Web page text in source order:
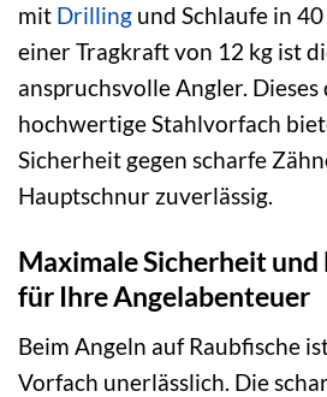
mit Drilling und Schlaufe in
einer Tragkraft von 12 kg ist
anspruchsvolle Angler.
hochwertige Stahlvorfach
Sicherheit gegen scharfe
Hauptschnur zuverlässig.
Maximale Sicherheit
für Ihre Angelabenteuer
Beim Angeln auf Raubfische
Vorfach unerlässlich. Die